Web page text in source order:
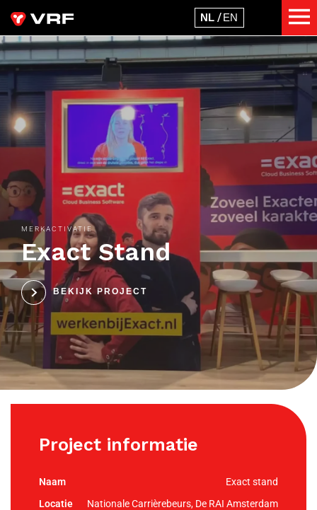
MERKACTIVATIE
Exact Stand
BEKIJK PROJECT
Project informatie
Exact stand
Nationale Carrièrebeurs, De RAI Amsterdam